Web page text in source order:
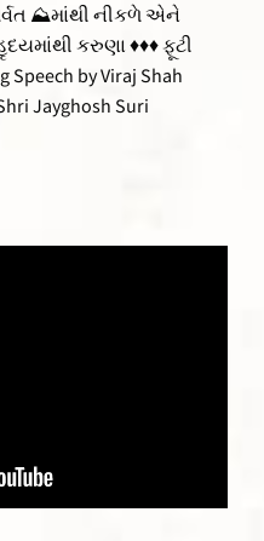
⛰માંથી નીકળે એને
કરુણા ♦♦♦ ફૂટી
by Viraj Shah
Jayghosh Suri